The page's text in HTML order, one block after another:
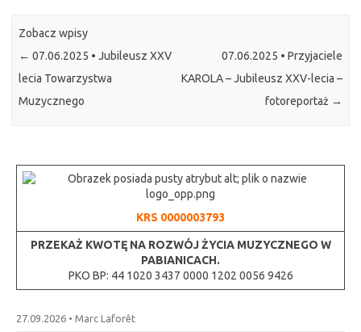
Zobacz wpisy
← 07.06.2025 • Jubileusz XXV
lecia Towarzystwa
Muzycznego
07.06.2025 • Przyjaciele
KAROLA – Jubileusz XXV-lecia –
fotoreportaż →
KRS 0000003793
PRZEKAŻ KWOTĘ NA ROZWÓJ ŻYCIA MUZYCZNEGO W
PABIANICACH.
PKO BP: 44 1020 3437 0000 1202 0056 9426
27.09.2026 • Marc Laforêt